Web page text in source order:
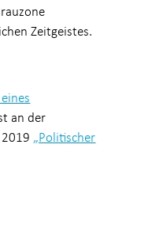
Zeitgeistes.
an der
„Politischer